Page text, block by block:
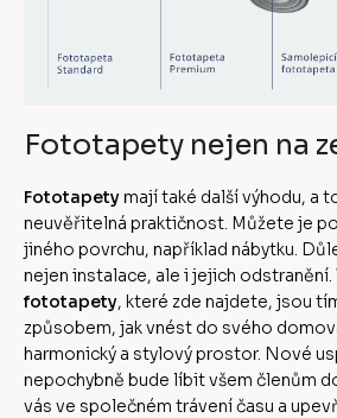
Fototapety nejen na
Fototapetymají také další výhodu, a
neuvěřitelná praktičnost. Můžete je
jiného povrchu, například nábytku.
nejen instalace, ale i jejich
fototapety, které zde najdete, jsou
způsobem, jak vnést do svého
harmonický a stylový prostor. Nové
nepochybně bude líbit všem členům
vás ve společném trávení času a